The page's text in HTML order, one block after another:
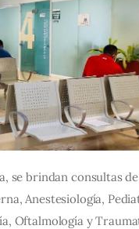
se brindan consultas
Anestesiología,
Oftalmología y